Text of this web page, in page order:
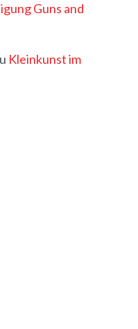
Guns and
Kleinkunst im